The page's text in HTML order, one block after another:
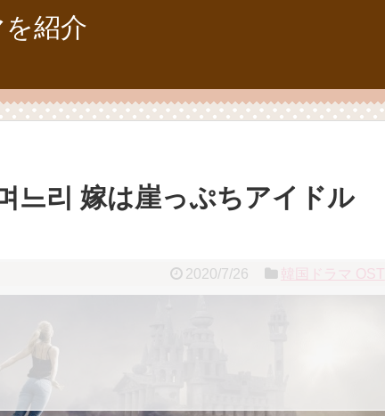
紹介
느리 嫁は崖っぷちアイドル
2020/7/26 韓国ドラマ OST